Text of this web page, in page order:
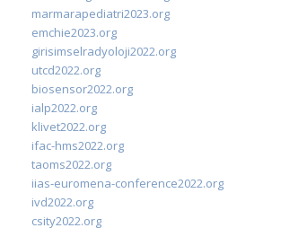
marmarapediatri2023.org
emchie2023.org
girisimselradyoloji2022.org
utcd2022.org
biosensor2022.org
ialp2022.org
klivet2022.org
ifac-hms2022.org
taoms2022.org
iias-euromena-conference2022.org
ivd2022.org
csity2022.org